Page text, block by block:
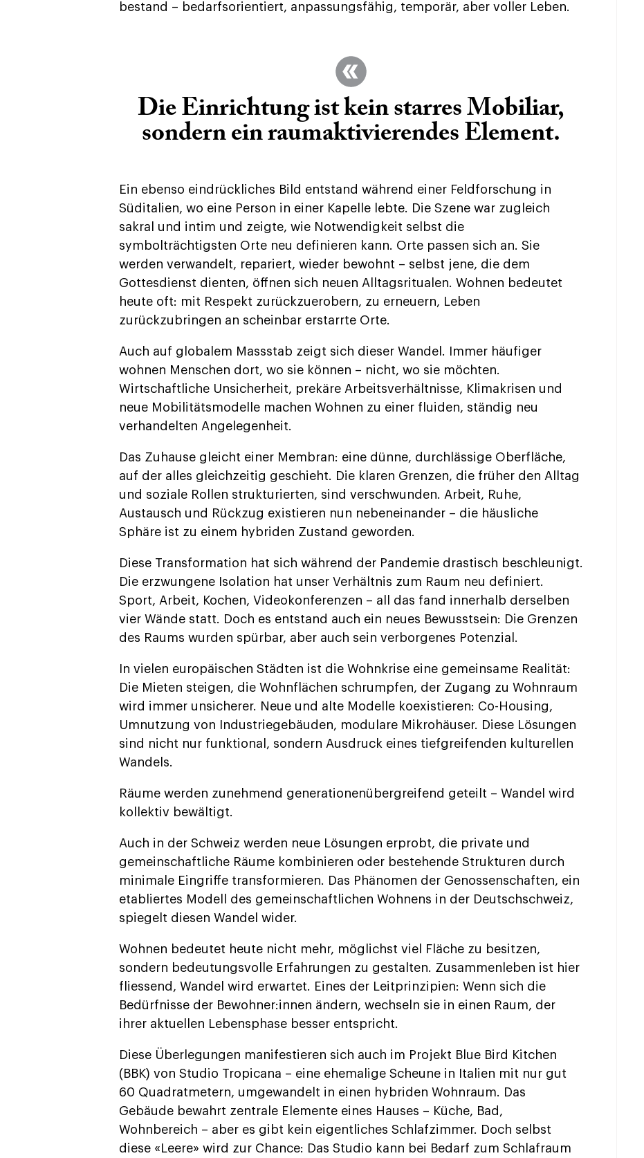
bestand – bedarfsorientiert, anpassungsfähig, temporär, aber voller Leben.
Die Einrichtung ist kein starres Mobiliar,
sondern ein raumaktivierendes Element.
Ein ebenso eindrückliches Bild entstand während einer Feldforschung in
Süditalien, wo eine Person in einer Kapelle lebte. Die Szene war zugleich
sakral und intim und zeigte, wie Notwendigkeit selbst die
symbolträchtigsten Orte neu definieren kann. Orte passen sich an. Sie
werden verwandelt, repariert, wieder bewohnt – selbst jene, die dem
Gottesdienst dienten, öffnen sich neuen Alltagsritualen. Wohnen bedeutet
heute oft: mit Respekt zurückzuerobern, zu erneuern, Leben
zurückzubringen an scheinbar erstarrte Orte.
Auch auf globalem Massstab zeigt sich dieser Wandel. Immer häufiger
wohnen Menschen dort, wo sie können – nicht, wo sie möchten.
Wirtschaftliche Unsicherheit, prekäre Arbeitsverhältnisse, Klimakrisen und
neue Mobilitätsmodelle machen Wohnen zu einer fluiden, ständig neu
verhandelten Angelegenheit.
Das Zuhause gleicht einer Membran: eine dünne, durchlässige Oberfläche,
auf der alles gleichzeitig geschieht. Die klaren Grenzen, die früher den Alltag
und soziale Rollen strukturierten, sind verschwunden. Arbeit, Ruhe,
Austausch und Rückzug existieren nun nebeneinander – die häusliche
Sphäre ist zu einem hybriden Zustand geworden.
Diese Transformation hat sich während der Pandemie drastisch beschleunigt.
Die erzwungene Isolation hat unser Verhältnis zum Raum neu definiert.
Sport, Arbeit, Kochen, Videokonferenzen – all das fand innerhalb derselben
vier Wände statt. Doch es entstand auch ein neues Bewusstsein: Die Grenzen
des Raums wurden spürbar, aber auch sein verborgenes Potenzial.
In vielen europäischen Städten ist die Wohnkrise eine gemeinsame Realität:
Die Mieten steigen, die Wohnflächen schrumpfen, der Zugang zu Wohnraum
wird immer unsicherer. Neue und alte Modelle koexistieren: Co-Housing,
Umnutzung von Industriegebäuden, modulare Mikrohäuser. Diese Lösungen
sind nicht nur funktional, sondern Ausdruck eines tiefgreifenden kulturellen
Wandels.
Räume werden zunehmend generationenübergreifend geteilt – Wandel wird
kollektiv bewältigt.
Auch in der Schweiz werden neue Lösungen erprobt, die private und
gemeinschaftliche Räume kombinieren oder bestehende Strukturen durch
minimale Eingriffe transformieren. Das Phänomen der Genossenschaften, ein
etabliertes Modell des gemeinschaftlichen Wohnens in der Deutschschweiz,
spiegelt diesen Wandel wider.
Wohnen bedeutet heute nicht mehr, möglichst viel Fläche zu besitzen,
sondern bedeutungsvolle Erfahrungen zu gestalten. Zusammenleben ist hier
fliessend, Wandel wird erwartet. Eines der Leitprinzipien: Wenn sich die
Bedürfnisse der Bewohner:innen ändern, wechseln sie in einen Raum, der
ihrer aktuellen Lebensphase besser entspricht.
Diese Überlegungen manifestieren sich auch im Projekt Blue Bird Kitchen
(BBK) von Studio Tropicana – eine ehemalige Scheune in Italien mit nur gut
60 Quadratmetern, umgewandelt in einen hybriden Wohnraum. Das
Gebäude bewahrt zentrale Elemente eines Hauses – Küche, Bad,
Wohnbereich – aber es gibt kein eigentliches Schlafzimmer. Doch selbst
diese «Leere» wird zur Chance: Das Studio kann bei Bedarf zum Schlafraum